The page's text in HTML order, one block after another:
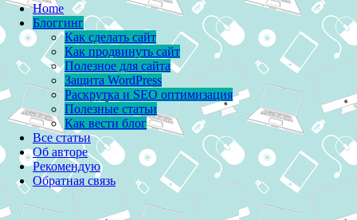
Home
Блоггинг
Как сделать сайт
Как продвинуть сайт
Полезное для сайта
Защита WordPress
Раскрутка и SEO оптимизация
Полезные статьи
Как вести блог
Все статьи
Об авторе
Рекомендую
Обратная связь